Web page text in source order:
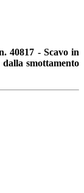
40817 - Scavo in
smottamento